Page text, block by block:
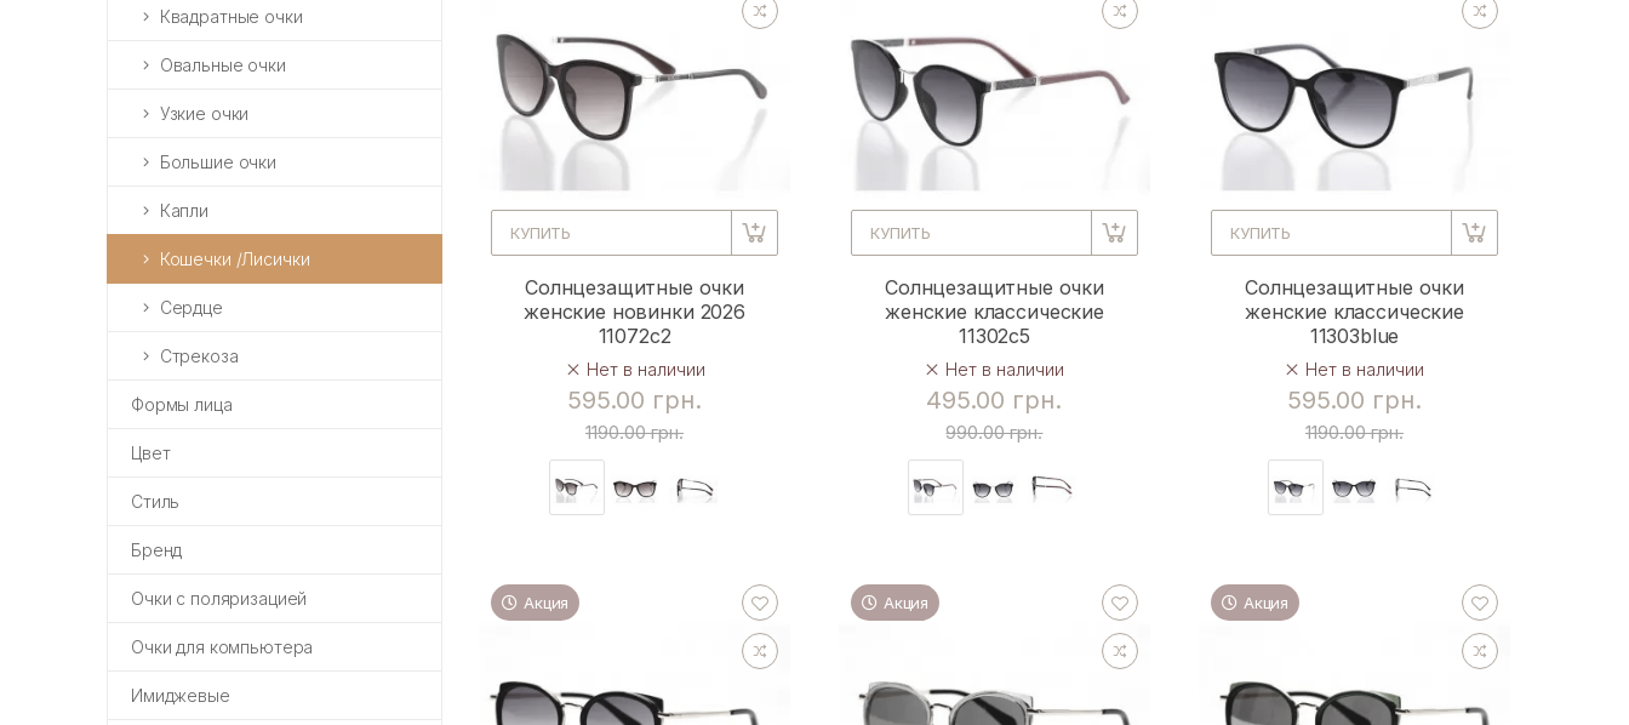
Квадратные очки
Овальные очки
Узкие очки
Большие очки
Капли
Кошечки /Лисички
Сердце
Стрекоза
Формы лица
Цвет
Стиль
Бренд
Очки с поляризацией
Очки для компьютера
Имиджевые
КУПИТЬ
Солнцезащитные очки
женские новинки 2026
11072c2
Нет в наличии
595.00 грн.
1190.00 грн.
КУПИТЬ
Солнцезащитные очки
женские классические
11302c5
Нет в наличии
495.00 грн.
990.00 грн.
КУПИТЬ
Солнцезащитные очки
женские классические
11303blue
Нет в наличии
595.00 грн.
1190.00 грн.
Акция Акция Акция